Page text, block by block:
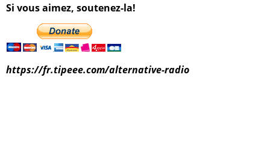
Si vous aimez, soutenez-la!
https://fr.tipeee.com/alternative-radio